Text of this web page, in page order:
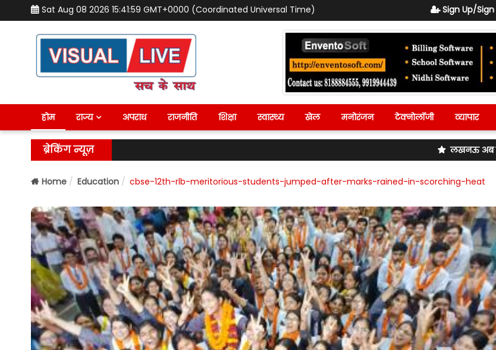
Sat Aug 08 2026 15:42:01 GMT+0000 (Coordinated Universal Time) Sign Up/Sign
होम राज्य अपराध राजनीति शिक्षा स्वास्थ्य खेल मनोरंजन टेक्नोलॉजी व्यापार
ब्रेकिंग न्यूज़ लखनऊ अब मोहिबुल्लापुर रेलवे
Home Education cbse-12th-rlb-meritorious-students-jumped-after-marks-rained-in-scorching-heat